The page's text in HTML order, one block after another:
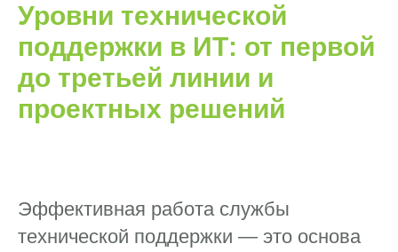
Уровни технической
поддержки в ИТ: от первой
до третьей линии и
проектных решений
Эффективная работа службы
технической поддержки — это основа